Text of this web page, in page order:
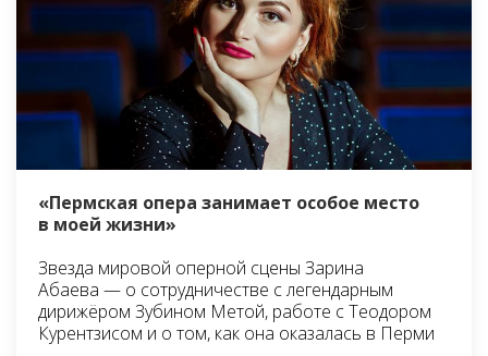
«Пермская опера занимает особое место
в моей жизни»
Звезда мировой оперной сцены Зарина
Абаева — о сотрудничестве с легендарным
дирижёром Зубином Метой, работе с Теодором
Курентзисом и о том, как она оказалась в Перми